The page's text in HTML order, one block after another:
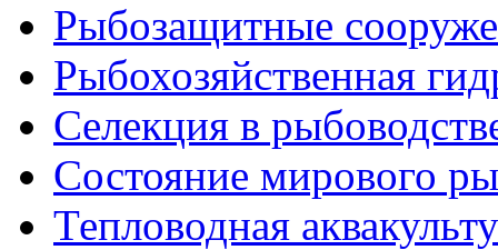
Рыбозащитные
Рыбохозяйственная
Селекция в
Состояние мирового
Тепловодная